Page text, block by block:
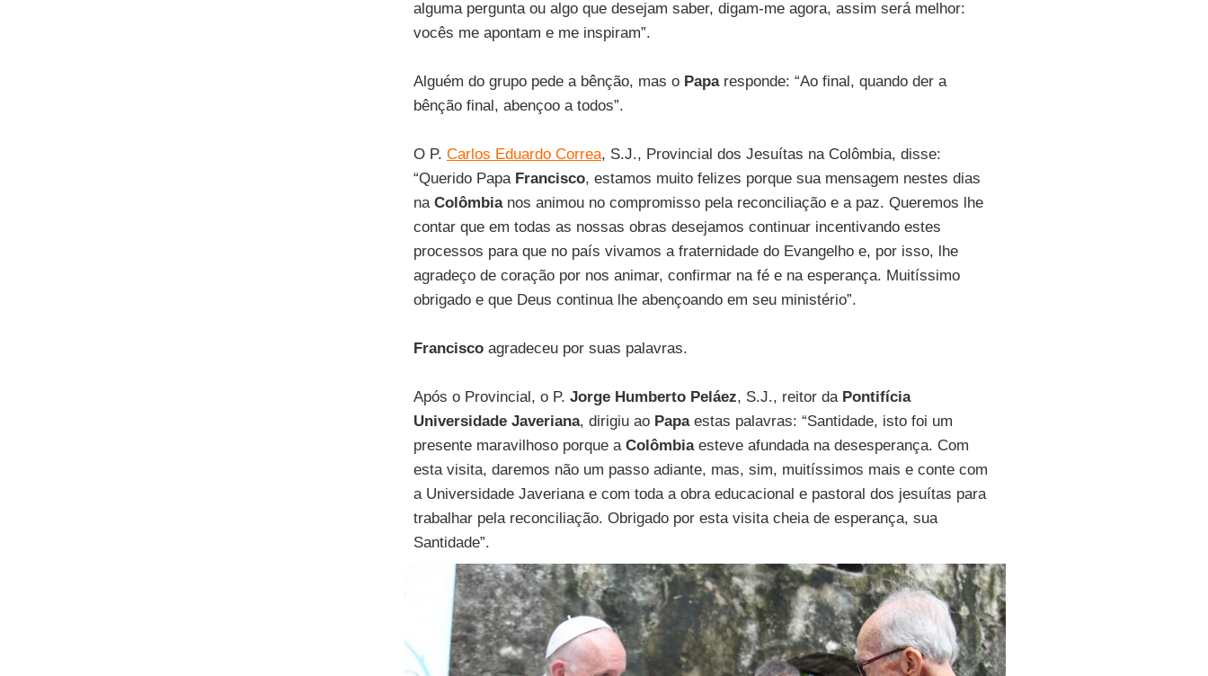
alguma pergunta ou algo que desejam saber, digam-me agora, assim será melhor:
vocês me apontam e me inspiram”.
Alguém do grupo pede a bênção, mas o Paparesponde: “Ao final, quando der a
bênção final, abençoo a todos”.
O P. Carlos Eduardo Correa, S.J., Provincial dos Jesuítas na Colômbia, disse:
“Querido Papa Francisco, estamos muito felizes porque sua mensagem nestes dias
na Colômbianos animou no compromisso pela reconciliação e a paz. Queremos lhe
contar que em todas as nossas obras desejamos continuar incentivando estes
processos para que no país vivamos a fraternidade do Evangelho e, por isso, lhe
agradeço de coração por nos animar, confirmar na fé e na esperança. Muitíssimo
obrigado e que Deus continua lhe abençoando em seu ministério”.
Franciscoagradeceu por suas palavras.
Após o Provincial, o P. Jorge Humberto Peláez, S.J., reitor da Pontifícia
Universidade Javeriana, dirigiu ao Papaestas palavras: “Santidade, isto foi um
presente maravilhoso porque a Colômbiaesteve afundada na desesperança. Com
esta visita, daremos não um passo adiante, mas, sim, muitíssimos mais e conte com
a Universidade Javeriana e com toda a obra educacional e pastoral dos jesuítas para
trabalhar pela reconciliação. Obrigado por esta visita cheia de esperança, sua
Santidade”.